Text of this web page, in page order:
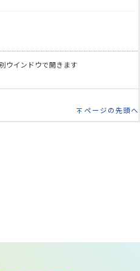
ウインドウで開きます
ページの先頭へ